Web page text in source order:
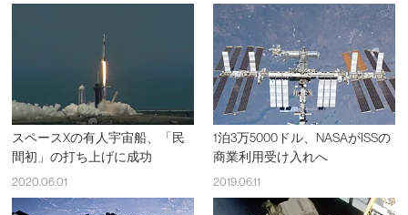
スペースXの有人宇宙船、「民
間初」の打ち上げに成功
2020.06.01
1泊3万5000ドル、NASAがISSの
商業利用受け入れへ
2019.06.11